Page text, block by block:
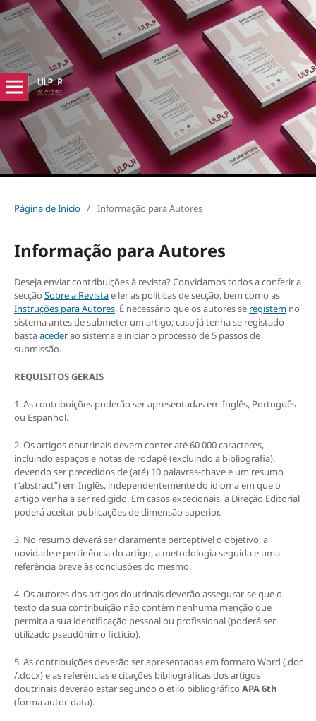
Página de Início / Informação para Autores
Informação para Autores
Deseja enviar contribuições à revista? Convidamos todos a conferir a
secção Sobre a Revistae ler as políticas de secção, bem como as
Instruções para Autores. É necessário que os autores se registemno
sistema antes de submeter um artigo; caso já tenha se registado
bastaacederao sistema e iniciar o processo de 5 passos de
submissão.
REQUISITOS GERAIS
1. As contribuições poderão ser apresentadas em Inglês, Português
ou Espanhol.
2. Os artigos doutrinais devem conter até 60 000 caracteres,
incluindo espaços e notas de rodapé (excluindo a bibliografia),
devendo ser precedidos de (até) 10 palavras-chave e um resumo
(“abstract”) em Inglês, independentemente do idioma em que o
artigo venha a ser redigido. Em casos excecionais, a Direção Editorial
poderá aceitar publicações de dimensão superior.
3. No resumo deverá ser claramente perceptível o objetivo, a
novidade e pertinência do artigo, a metodologia seguida e uma
referência breve às conclusões do mesmo.
4. Os autores dos artigos doutrinais deverão assegurar-se que o
texto da sua contribuição não contém nenhuma menção que
permita a sua identificação pessoal ou profissional (poderá ser
utilizado pseudónimo fictício).
5. As contribuições deverão ser apresentadas em formato Word (.doc
/.docx) e as referências e citações bibliográficas dos artigos
doutrinais deverão estar segundo o etilo bibliográfico APA 6th
(forma autor-data).